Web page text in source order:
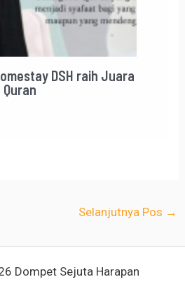
DSH raih Juara
Selanjutnya Pos →
Dompet Sejuta Harapan